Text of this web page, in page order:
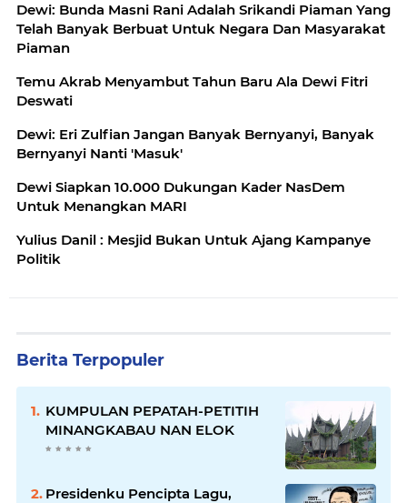
Dewi: Bunda Masni Rani Adalah Srikandi Piaman Yang
Telah Banyak Berbuat Untuk Negara Dan Masyarakat
Piaman
Temu Akrab Menyambut Tahun Baru Ala Dewi Fitri
Deswati
Dewi: Eri Zulfian Jangan Banyak Bernyanyi, Banyak
Bernyanyi Nanti 'Masuk'
Dewi Siapkan 10.000 Dukungan Kader NasDem
Untuk Menangkan MARI
Yulius Danil : Mesjid Bukan Untuk Ajang Kampanye
Politik
Berita Terpopuler
KUMPULAN PEPATAH-PETITIH
MINANGKABAU NAN ELOK
Presidenku Pencipta Lagu,